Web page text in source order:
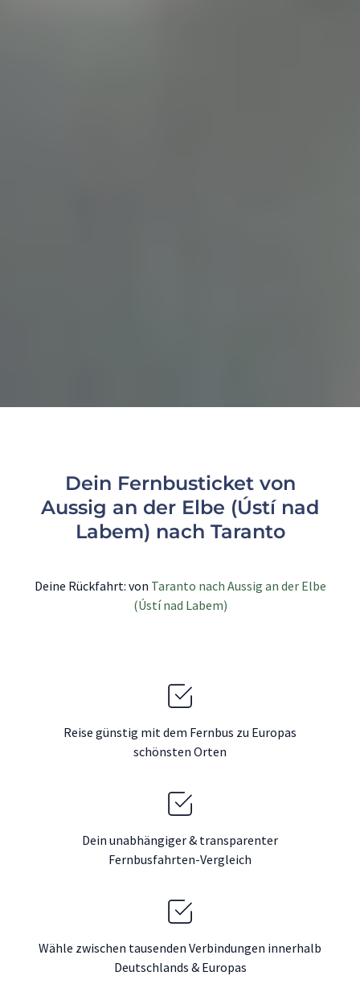
Dein Fernbusticket von
Aussig an der Elbe (Ústí nad
Labem) nach Taranto
Deine Rückfahrt: von Taranto nach Aussig an der Elbe
(Ústí nad Labem)
Reise günstig mit dem Fernbus zu Europas
schönsten Orten
Dein unabhängiger & transparenter
Fernbusfahrten-Vergleich
Wähle zwischen tausenden Verbindungen innerhalb
Deutschlands & Europas